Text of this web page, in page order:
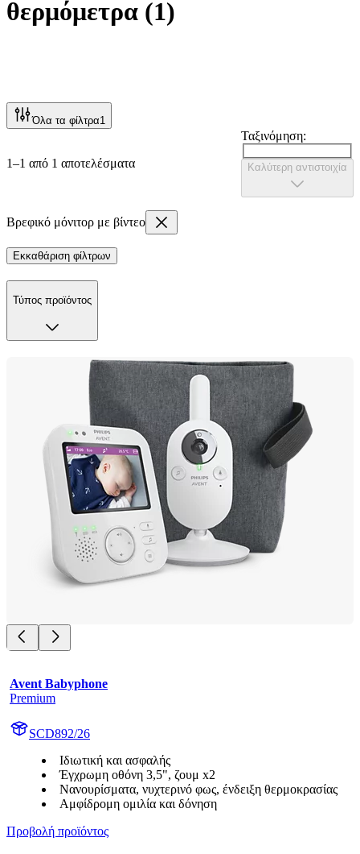
θερμόμετρα (1)
Όλα τα φίλτρα1
1–1 από 1 αποτελέσματα
Ταξινόμηση:
Καλύτερη αντιστοιχία
Βρεφικό μόνιτορ με βίντεο
Εκκαθάριση φίλτρων
Τύπος προϊόντος
Avent Babyphone
Premium
SCD892/26
Ιδιωτική και ασφαλής
Έγχρωμη οθόνη 3,5", ζουμ x2
Νανουρίσματα, νυχτερινό φως, ένδειξη θερμοκρασίας
Αμφίδρομη ομιλία και δόνηση
Προβολή προϊόντος